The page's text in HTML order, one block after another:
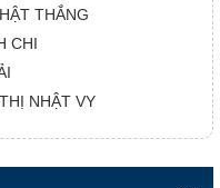
THẮNG
CHI
NHẬT VY